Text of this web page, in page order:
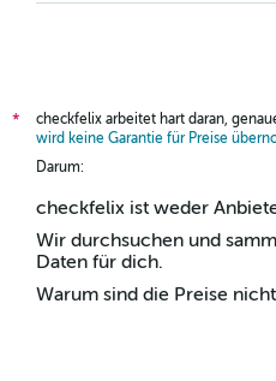
*
checkfelix arbeitet hart daran,
wird keine Garantie für Preise
Darum:
checkfelix ist weder
Wir durchsuchen und
Daten für dich.
Warum sind die Preise